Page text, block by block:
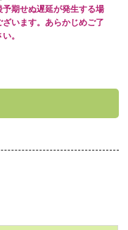
予期せぬ遅延が発生する場
ざいます。あらかじめご了
。